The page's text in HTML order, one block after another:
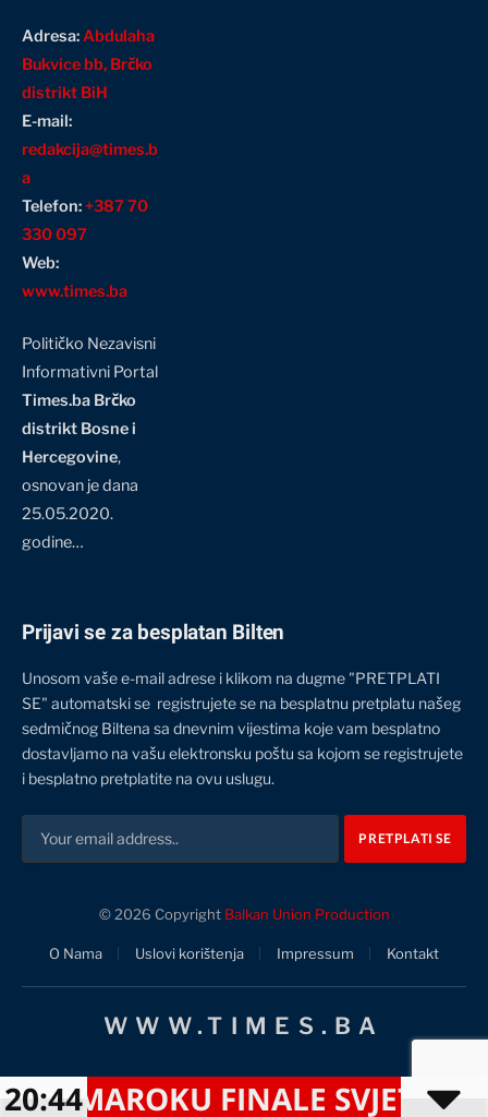
Adresa:Abdulaha
Bukvice bb, Brčko
distrikt BiH
E-mail:
redakcija@times.b
a
Telefon:+387 70
330 097
Web:
www.times.ba
Političko Nezavisni
Informativni Portal
Times.ba Brčko
distrikt Bosne i
Hercegovine,
osnovan je dana
25.05.2020.
godine…
Prijavi se za besplatan Bilten
Unosom vaše e-mail adrese i klikom na dugme "PRETPLATI
SE" automatski se registrujete se na besplatnu pretplatu našeg
sedmičnog Biltena sa dnevnim vijestima koje vam besplatno
dostavljamo na vašu elektronsku poštu sa kojom se registrujete
i besplatno pretplatite na ovu uslugu.
© 2026 Copyright Balkan Union Production
O Nama Uslovi korištenja Impressum Kontakt
WWW.TIMES.BA
FINALE SVJETSKOG
20:44